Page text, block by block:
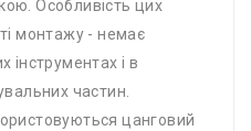
Особливість цих
монтажу - немає
інструментах і в
частин.
цанговий